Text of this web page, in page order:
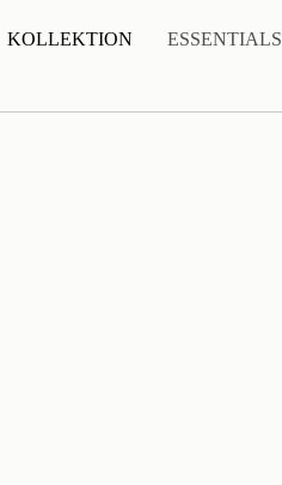
KOLLEKTION ESSENTIALS